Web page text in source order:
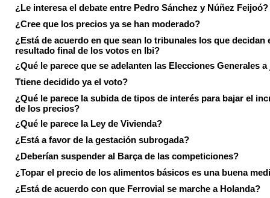
¿Le interesa el debate entre Pedro Sánchez y Núñez Feijoó?
¿Cree que los precios ya se han moderado?
¿Está de acuerdo en que sean lo tribunales los que decidan
resultado final de los votos en Ibi?
¿Qué le parece que se adelanten las Elecciones Generales
Ttiene decidido ya el voto?
¿Qué le parece la subida de tipos de interés para bajar el
de los precios?
¿Qué le parece la Ley de Vivienda?
¿Está a favor de la gestación subrogada?
¿Deberían suspender al Barça de las competiciones?
¿Topar el precio de los alimentos básicos es una buena
¿Está de acuerdo con que Ferrovial se marche a Holanda?